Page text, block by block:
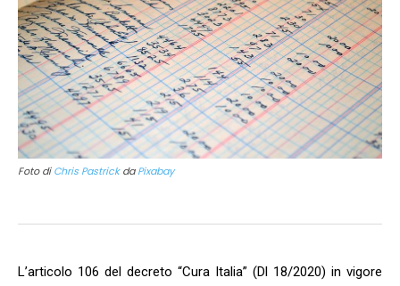
Foto diChris PastrickdaPixabay
L’articolo 106 del decreto “Cura Italia” (Dl 18/2020) in vigore